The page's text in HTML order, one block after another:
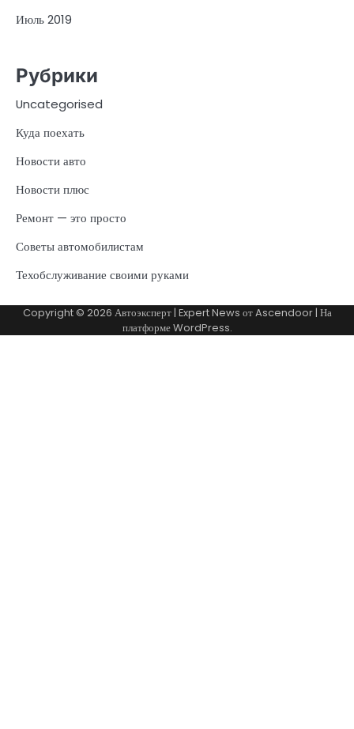
Июль 2019
Рубрики
Uncategorised
Куда поехать
Новости авто
Новости плюс
Ремонт — это просто
Советы автомобилистам
Техобслуживание своими руками
Copyright © 2026 Автоэксперт| Expert News отAscendoor| На
платформеWordPress.